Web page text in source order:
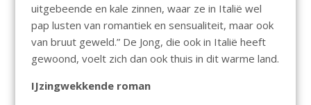
uitgebeende en kale zinnen, waar ze in Italië wel
pap lusten van romantiek en sensualiteit, maar ook
van bruut geweld.” De Jong, die ook in Italië heeft
gewoond, voelt zich dan ook thuis in dit warme land.
IJzingwekkende roman